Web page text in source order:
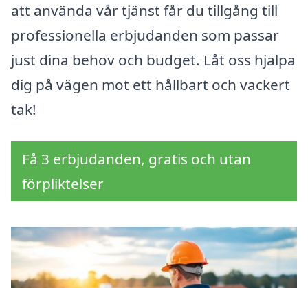
att använda vår tjänst får du tillgång till
professionella erbjudanden som passar
just dina behov och budget. Låt oss hjälpa
dig på vägen mot ett hållbart och vackert
tak!
Få 3 erbjudanden, gratis och utan
förpliktelser